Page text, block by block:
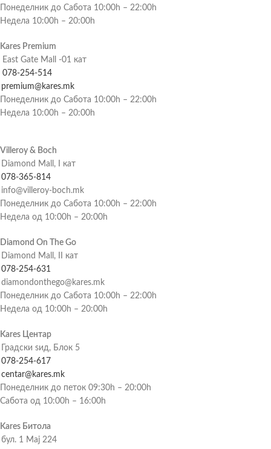
Понеделник до Сабота 10:00h – 22:00h
Недела 10:00h – 20:00h
Kares Premium
East Gate Mall -01 кат
078-254-514
premium@kares.mk
Понеделник до Сабота 10:00h – 22:00h
Недела 10:00h – 20:00h
Villeroy & Boch
Diamond Mall, I кат
078-365-814
info@villeroy-boch.mk
Понеделник до Сабота 10:00h – 22:00h
Недела од 10:00h – 20:00h
Diamond On The Go
Diamond Mall, II кат
078-254-631
diamondonthego@kares.mk
Понеделник до Сабота 10:00h – 22:00h
Недела од 10:00h – 20:00h
Kares Центар
Градски ѕид, Блок 5
078-254-617
centar@kares.mk
Понеделник до петок 09:30h – 20:00h
Сабота од 10:00h – 16:00h
Kares Битола
бул. 1 Мај 224